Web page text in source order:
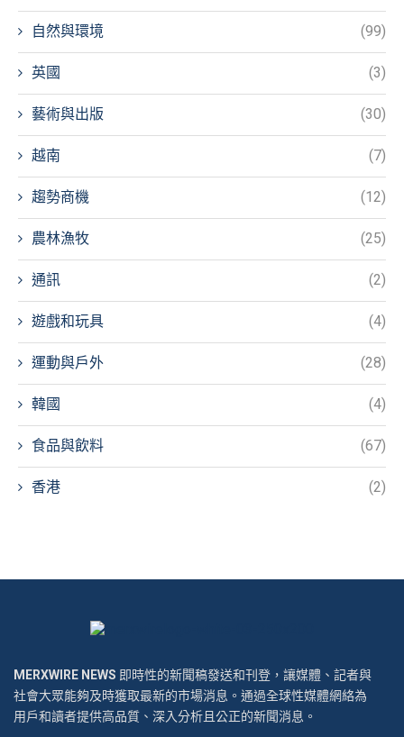
自然與環境 (99)
英國 (3)
藝術與出版 (30)
越南 (7)
趨勢商機 (12)
農林漁牧 (25)
通訊 (2)
遊戲和玩具 (4)
運動與戶外 (28)
韓國 (4)
食品與飲料 (67)
香港 (2)
MERXWIRE NEWS 即時性的新聞稿發送和刊登，讓媒體、記者與
社會大眾能夠及時獲取最新的市場消息。通過全球性媒體網絡為
用戶和讀者提供高品質、深入分析且公正的新聞消息。